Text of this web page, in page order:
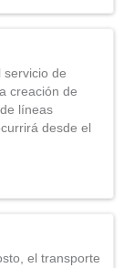
servicio de
creación de
líneas
desde el
el transporte